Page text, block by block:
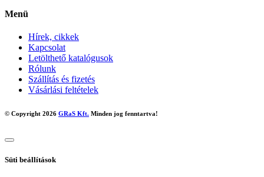
Menü
Hírek, cikkek
Kapcsolat
Letölthető katalógusok
Rólunk
Szállítás és fizetés
Vásárlási feltételek
© Copyright 2026 GRaS Kft. Minden jog fenntartva!
Süti beállítások